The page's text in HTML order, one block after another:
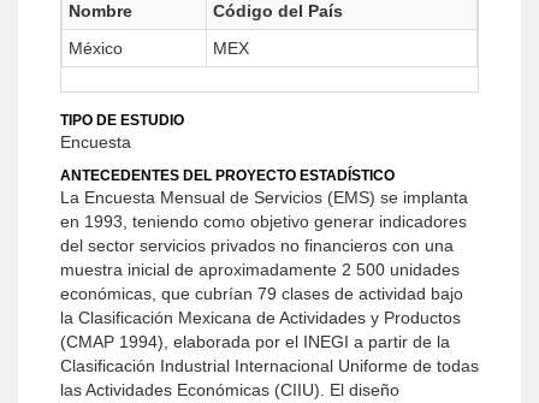
Nombre
Código del País
México
MEX
TIPO DE ESTUDIO
Encuesta
ANTECEDENTES DEL PROYECTO ESTADÍSTICO
La Encuesta Mensual de Servicios (EMS) se implanta
en 1993, teniendo como objetivo generar indicadores
del sector servicios privados no financieros con una
muestra inicial de aproximadamente 2 500 unidades
económicas, que cubrían 79 clases de actividad bajo
la Clasificación Mexicana de Actividades y Productos
(CMAP 1994), elaborada por el INEGI a partir de la
Clasificación Industrial Internacional Uniforme de todas
las Actividades Económicas (CIIU). El diseño